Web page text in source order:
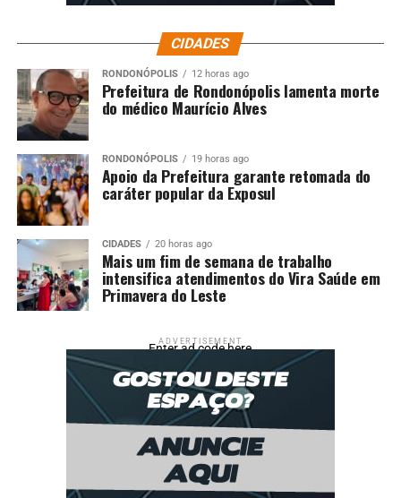
CIDADES
RONDONÓPOLIS 12 horas ago
Prefeitura de Rondonópolis lamenta morte
do médico Maurício Alves
RONDONÓPOLIS 19 horas ago
Apoio da Prefeitura garante retomada do
caráter popular da Exposul
CIDADES 20 horas ago
Mais um fim de semana de trabalho
intensifica atendimentos do Vira Saúde em
Primavera do Leste
ADVERTISEMENT
Enter ad code here